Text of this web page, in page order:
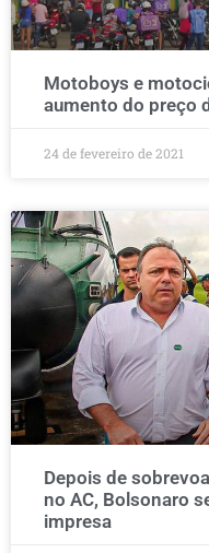
Motoboys e
aumento do preço
24 de fevereiro de 2021
Depois de
no AC, Bolsonaro
impresa